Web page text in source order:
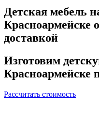
Детская мебель
Красноармейске
доставкой
Изготовим
Красноармейске
Рассчитать стоимость